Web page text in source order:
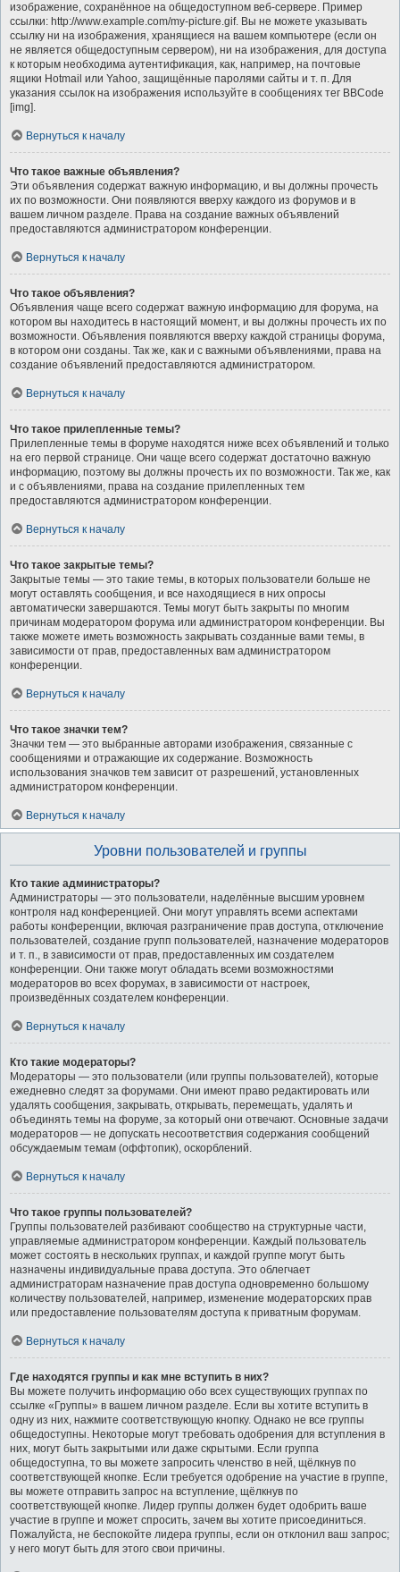
изображение, сохранённое на общедоступном веб-сервере. Пример
ссылки: http://www.example.com/my-picture.gif. Вы не можете указывать
ссылку ни на изображения, хранящиеся на вашем компьютере (если он
не является общедоступным сервером), ни на изображения, для доступа
к которым необходима аутентификация, как, например, на почтовые
ящики Hotmail или Yahoo, защищённые паролями сайты и т. п. Для
указания ссылок на изображения используйте в сообщениях тег BBCode
[img].
Вернуться к началу
Что такое важные объявления?
Эти объявления содержат важную информацию, и вы должны прочесть
их по возможности. Они появляются вверху каждого из форумов и в
вашем личном разделе. Права на создание важных объявлений
предоставляются администратором конференции.
Вернуться к началу
Что такое объявления?
Объявления чаще всего содержат важную информацию для форума, на
котором вы находитесь в настоящий момент, и вы должны прочесть их по
возможности. Объявления появляются вверху каждой страницы форума,
в котором они созданы. Так же, как и с важными объявлениями, права на
создание объявлений предоставляются администратором.
Вернуться к началу
Что такое прилепленные темы?
Прилепленные темы в форуме находятся ниже всех объявлений и только
на его первой странице. Они чаще всего содержат достаточно важную
информацию, поэтому вы должны прочесть их по возможности. Так же, как
и с объявлениями, права на создание прилепленных тем
предоставляются администратором конференции.
Вернуться к началу
Что такое закрытые темы?
Закрытые темы — это такие темы, в которых пользователи больше не
могут оставлять сообщения, и все находящиеся в них опросы
автоматически завершаются. Темы могут быть закрыты по многим
причинам модератором форума или администратором конференции. Вы
также можете иметь возможность закрывать созданные вами темы, в
зависимости от прав, предоставленных вам администратором
конференции.
Вернуться к началу
Что такое значки тем?
Значки тем — это выбранные авторами изображения, связанные с
сообщениями и отражающие их содержание. Возможность
использования значков тем зависит от разрешений, установленных
администратором конференции.
Вернуться к началу
Уровни пользователей и группы
Кто такие администраторы?
Администраторы — это пользователи, наделённые высшим уровнем
контроля над конференцией. Они могут управлять всеми аспектами
работы конференции, включая разграничение прав доступа, отключение
пользователей, создание групп пользователей, назначение модераторов
и т. п., в зависимости от прав, предоставленных им создателем
конференции. Они также могут обладать всеми возможностями
модераторов во всех форумах, в зависимости от настроек,
произведённых создателем конференции.
Вернуться к началу
Кто такие модераторы?
Модераторы — это пользователи (или группы пользователей), которые
ежедневно следят за форумами. Они имеют право редактировать или
удалять сообщения, закрывать, открывать, перемещать, удалять и
объединять темы на форуме, за который они отвечают. Основные задачи
модераторов — не допускать несоответствия содержания сообщений
обсуждаемым темам (оффтопик), оскорблений.
Вернуться к началу
Что такое группы пользователей?
Группы пользователей разбивают сообщество на структурные части,
управляемые администратором конференции. Каждый пользователь
может состоять в нескольких группах, и каждой группе могут быть
назначены индивидуальные права доступа. Это облегчает
администраторам назначение прав доступа одновременно большому
количеству пользователей, например, изменение модераторских прав
или предоставление пользователям доступа к приватным форумам.
Вернуться к началу
Где находятся группы и как мне вступить в них?
Вы можете получить информацию обо всех существующих группах по
ссылке «Группы» в вашем личном разделе. Если вы хотите вступить в
одну из них, нажмите соответствующую кнопку. Однако не все группы
общедоступны. Некоторые могут требовать одобрения для вступления в
них, могут быть закрытыми или даже скрытыми. Если группа
общедоступна, то вы можете запросить членство в ней, щёлкнув по
соответствующей кнопке. Если требуется одобрение на участие в группе,
вы можете отправить запрос на вступление, щёлкнув по
соответствующей кнопке. Лидер группы должен будет одобрить ваше
участие в группе и может спросить, зачем вы хотите присоединиться.
Пожалуйста, не беспокойте лидера группы, если он отклонил ваш запрос;
у него могут быть для этого свои причины.